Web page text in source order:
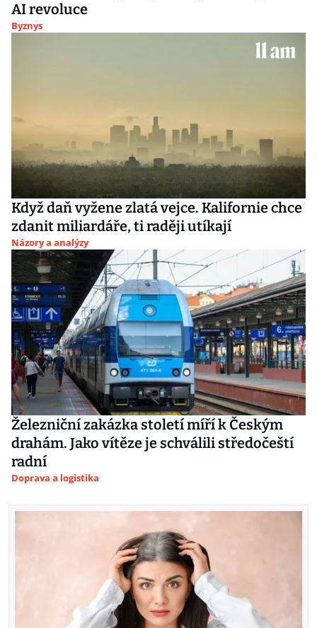
AI revoluce
Byznys
Když daň vyžene zlatá vejce. Kalifornie chce
zdanit miliardáře, ti raději utíkají
Názory a analýzy
Železniční zakázka století míří k Českým
drahám. Jako vítěze je schválili středočeští
radní
Doprava a logistika